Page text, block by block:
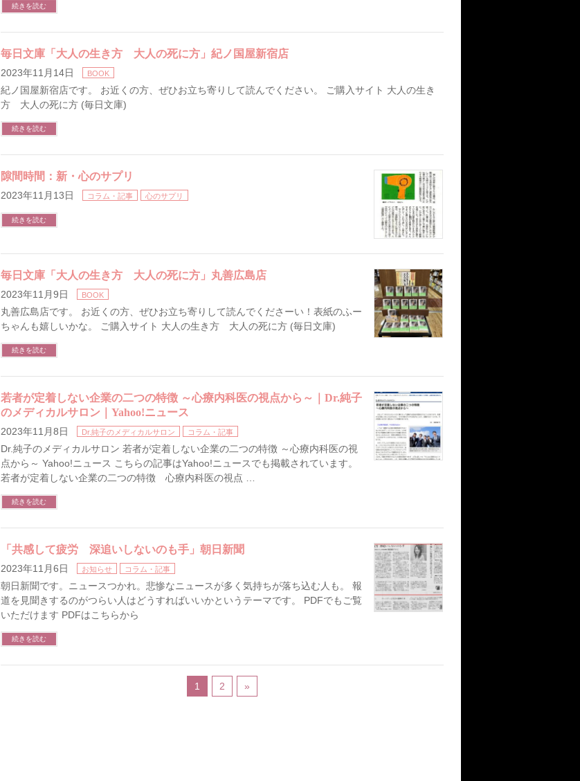
続きを読む
毎日文庫「大人の生き方 大人の死に方」紀ノ国屋新宿店
2023年11月14日 BOOK
紀ノ国屋新宿店です。 お近くの方、ぜひお立ち寄りして読んでください。 ご購入サイト 大人の生き
方 大人の死に方 (毎日文庫)
続きを読む
隙間時間：新・心のサプリ
2023年11月13日 コラム・記事 心のサプリ
続きを読む
毎日文庫「大人の生き方 大人の死に方」丸善広島店
2023年11月9日 BOOK
丸善広島店です。 お近くの方、ぜひお立ち寄りして読んでくださーい！表紙のふー
ちゃんも嬉しいかな。 ご購入サイト 大人の生き方 大人の死に方 (毎日文庫)
続きを読む
若者が定着しない企業の二つの特徴 ～心療内科医の視点から～｜Dr.純子
のメディカルサロン｜Yahoo!ニュース
2023年11月8日 Dr.純子のメディカルサロン コラム・記事
Dr.純子のメディカルサロン 若者が定着しない企業の二つの特徴 ～心療内科医の視
点から～ Yahoo!ニュース こちらの記事はYahoo!ニュースでも掲載されています。
若者が定着しない企業の二つの特徴 心療内科医の視点 …
続きを読む
「共感して疲労 深追いしないのも手」朝日新聞
2023年11月6日 お知らせ コラム・記事
朝日新聞です。ニュースつかれ。悲惨なニュースが多く気持ちが落ち込む人も。 報
道を見聞きするのがつらい人はどうすればいいかというテーマです。 PDFでもご覧
いただけます PDFはこちらから
続きを読む
1 2 »